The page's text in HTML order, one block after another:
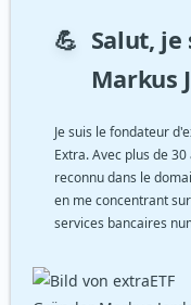
💪 Salut, je
Markus
Je suis le fondateur
Extra. Avec plus de
reconnu dans le
en me concentrant
services bancaires